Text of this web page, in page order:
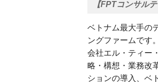
【FPTコンサル
ベトナム最大手の
ングファームです
会社エル・ティー
略・構想・業務改
ションの導入、ベ